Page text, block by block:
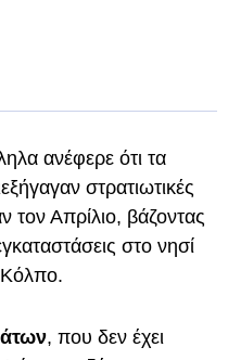
ανέφερε ότι τα
στρατιωτικές
τον Απρίλιο, βάζοντας
στο νησί
Κόλπο.
, που δεν έχει